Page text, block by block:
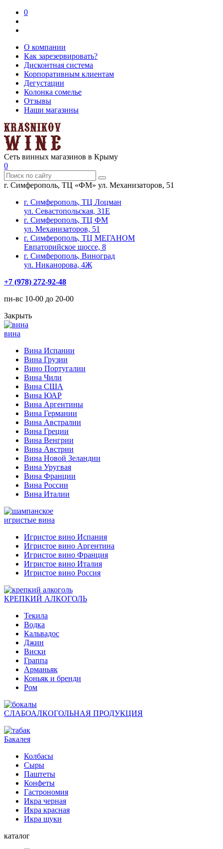
0
О компании
Как зарезервировать?
Дисконтная система
Корпоративным клиентам
Дегустации
Колонка сомелье
Отзывы
Наши магазины
Сеть винных магазинов в Крыму
0
г. Симферополь, ТЦ «ФМ» ул. Механизаторов, 51
г. Симферополь, ТЦ Лоцман
ул. Севастопольская, 31Е
г. Симферополь, ТЦ ФМ
ул. Механизаторов, 51
г. Симферополь, ТЦ МЕГАНОМ
Евпаторийское шоссе, 8
г. Симферополь, Виноград
ул. Никанорова, 4Ж
+7 (978) 272-92-48
пн-вс 10-00 до 20-00
Закрыть
вина
Вина Испании
Вина Грузии
Вино Португалии
Вина Чили
Вина США
Вина ЮАР
Вина Аргентины
Вина Германии
Вина Австралии
Вина Греции
Вина Венгрии
Вина Австрии
Вина Новой Зеландии
Вина Уругвая
Вина Франции
Вина России
Вина Италии
игристые вина
Игристое вино Испания
Игристое вино Аргентина
Игристое вино Франция
Игристое вино Италия
Игристое вино Россия
КРЕПКИЙ АЛКОГОЛЬ
Текила
Водка
Кальвадос
Джин
Виски
Граппа
Арманьяк
Коньяк и бренди
Ром
СЛАБОАЛКОГОЛЬНАЯ ПРОДУКЦИЯ
Бакалея
Колбасы
Сыры
Паштеты
Конфеты
Гастрономия
Икра черная
Икра красная
Икра щуки
каталог